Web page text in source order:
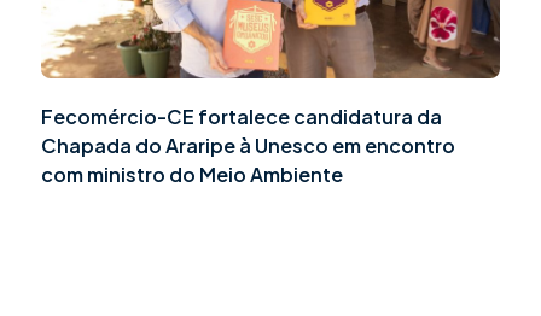
Fecomércio-CE fortalece candidatura da
Chapada do Araripe à Unesco em encontro
com ministro do Meio Ambiente